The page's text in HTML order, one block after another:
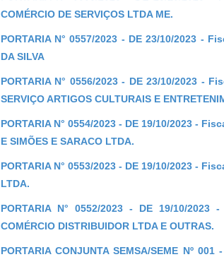
COMÉRCIO DE SERVIÇOS LTDA ME.
PORTARIA N° 0557/2023 - DE 23/10/2023 -
DA SILVA
PORTARIA N° 0556/2023 - DE 23/10/2023 -
SERVIÇO ARTIGOS CULTURAIS E
PORTARIA N° 0554/2023 - DE 19/10/2023 -
E SIMÕES E SARACO LTDA.
PORTARIA N° 0553/2023 - DE 19/10/2023 -
LTDA.
PORTARIA N° 0552/2023 - DE 19/10/
COMÉRCIO DISTRIBUIDOR LTDA E OUTRAS.
PORTARIA CONJUNTA SEMSA/SEME Nº